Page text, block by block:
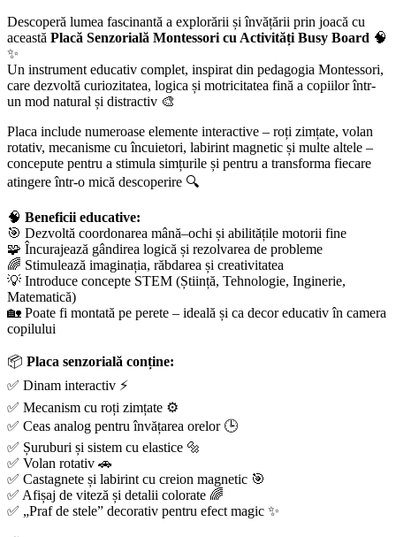
Descoperă lumea fascinantă a explorării și învățării prin joacă cu
această Placă Senzorială Montessori cu Activități Busy Board 🧠
✨
Un instrument educativ complet, inspirat din pedagogia Montessori,
care dezvoltă curiozitatea, logica și motricitatea fină a copiilor într-
un mod natural și distractiv 🎨
Placa include numeroase elemente interactive – roți zimțate, volan
rotativ, mecanisme cu încuietori, labirint magnetic și multe altele –
concepute pentru a stimula simțurile și pentru a transforma fiecare
atingere într-o mică descoperire 🔍
🧠 Beneficii educative:
🎯 Dezvoltă coordonarea mână–ochi și abilitățile motorii fine
🧩 Încurajează gândirea logică și rezolvarea de probleme
🌈 Stimulează imaginația, răbdarea și creativitatea
💡 Introduce concepte STEM (Știință, Tehnologie, Inginerie,
Matematică)
🏡 Poate fi montată pe perete – ideală și ca decor educativ în camera
copilului
📦 Placa senzorială conține:
✅ Dinam interactiv ⚡
✅ Mecanism cu roți zimțate ⚙️
✅ Ceas analog pentru învățarea orelor 🕒
✅ Șuruburi și sistem cu elastice 🔩
✅ Volan rotativ 🚗
✅ Castagnete și labirint cu creion magnetic 🎯
✅ Afișaj de viteză și detalii colorate 🌈
✅ „Praf de stele” decorativ pentru efect magic ✨